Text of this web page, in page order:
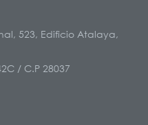
523, Edificio Atalaya,
/ C.P 28037